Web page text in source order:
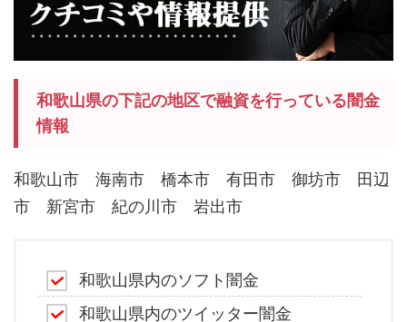
和歌山県の下記の地区で融資を行っている闇金
情報
和歌山市 海南市 橋本市 有田市 御坊市 田辺
市 新宮市 紀の川市 岩出市
和歌山県内のソフト闇金
和歌山県内のツイッター闇金